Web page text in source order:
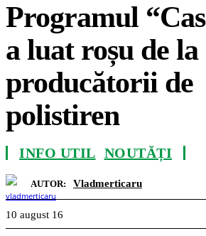
Programul
a luat roșu de la
producătorii de
polistiren
INFO UTIL NOUTĂȚI
AUTOR: Vladmerticaru
10 august 16